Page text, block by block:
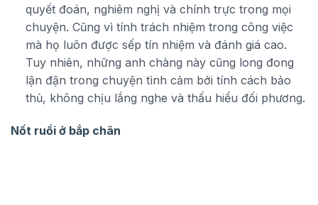
quyết đoán, nghiêm nghị và chính trực trong mọi
chuyện. Cũng vì tính trách nhiệm trong công việc
mà họ luôn được sếp tín nhiệm và đánh giá cao.
Tuy nhiên, những anh chàng này cũng long đong
lận đận trong chuyện tình cảm bởi tính cách bảo
thủ, không chịu lắng nghe và thấu hiểu đối phương.
Nốt ruồi ở bắp chân